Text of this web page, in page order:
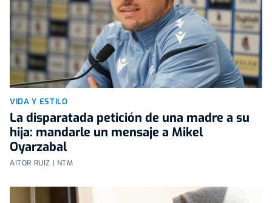
VIDA Y ESTILO
La disparatada petición de una madre a su
hija: mandarle un mensaje a Mikel
Oyarzabal
AITOR RUIZ | NTM